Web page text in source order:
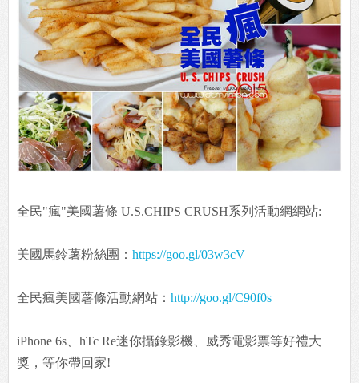
全民"瘋"美國薯條 U.S.CHIPS CRUSH系列活動網網站:
美國馬鈴薯粉絲團： https://goo.gl/03w3cV
全民瘋美國薯條活動網站： http://goo.gl/C90f0s
iPhone 6s、hTc Re迷你攝錄影機、威秀電影票等好禮大
獎，等你帶回家!